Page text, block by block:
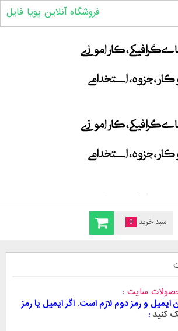
سبد خرید 0
فروشگاه آنلاین پویا فایل
سایت
ایمیل و رمز دوم لازم است. اگر ایمیل یا رمز
کنید